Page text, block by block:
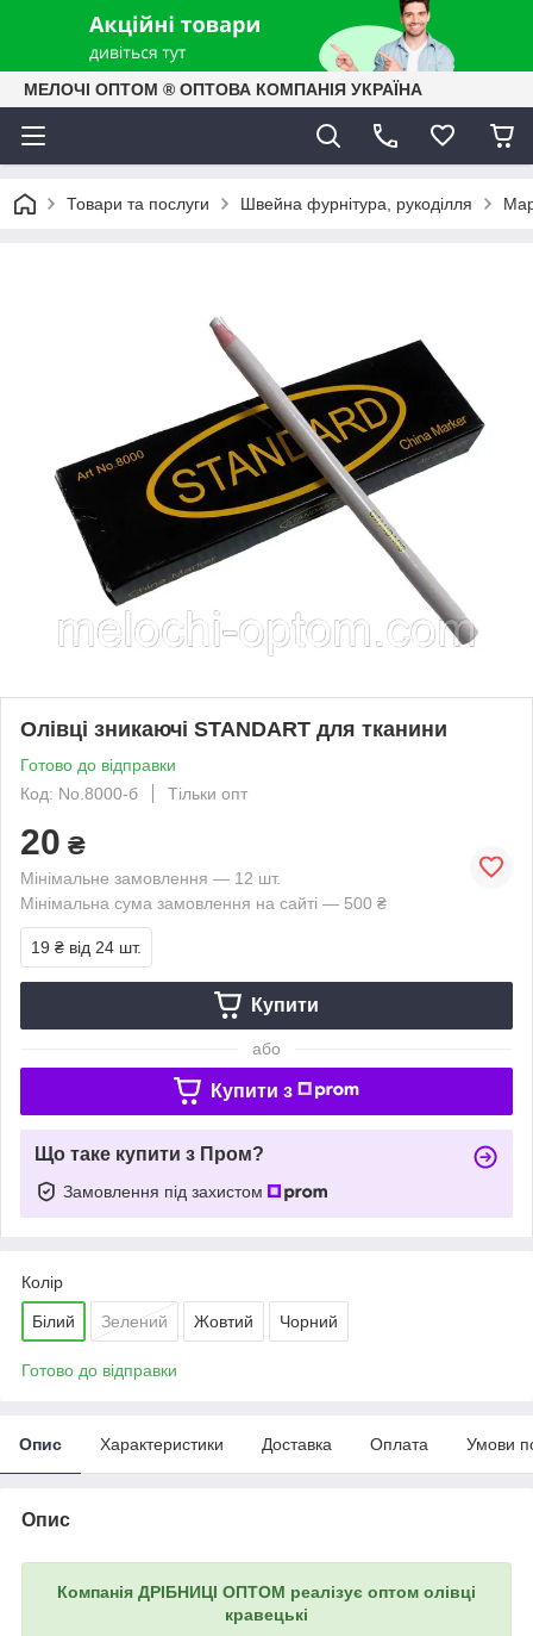
МЕЛОЧІ ОПТОМ ® ОПТОВА КОМПАНІЯ УКРАЇНА
Товари та послуги Швейна фурнітура, рукоділля
Олівці зникаючі STANDART для тканини
Готово до відправки
Код: No.8000-б
Тільки опт
20 ₴
Мінімальне замовлення — 12 шт.
Мінімальна сума замовлення на сайті — 500 ₴
19 ₴ від 24 шт.
Купити
або
Купити з
Що таке купити з Пром?
Замовлення під захистом
Колір
Білий Зелений Жовтий Чорний
Готово до відправки
Опис Характеристики Доставка Оплата Умови
Опис
Компанія ДРІБНИЦІ ОПТОМ реалізує оптом олівці
кравецькі